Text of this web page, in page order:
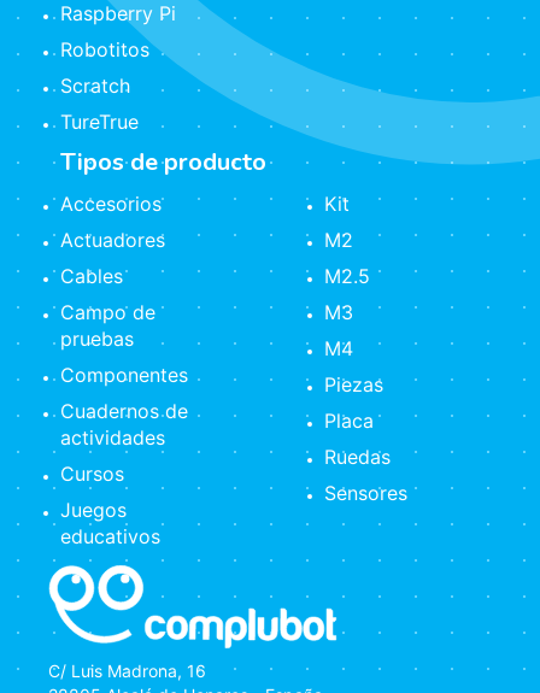
C/ Luis Madrona, 16
Raspberry Pi
Robotitos
Scratch
TureTrue
Tipos de producto
Accesorios
Actuadores
Cables
Campo de
pruebas
Componentes
Cuadernos de
actividades
Cursos
Juegos
educativos
Kit
M2
M2.5
M3
M4
Piezas
Placa
Ruedas
Sensores